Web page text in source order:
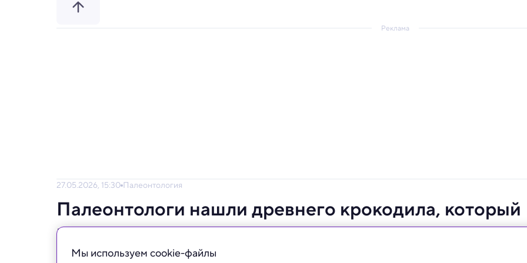
Реклама
27.05.2026, 15:30 Палеонтология
Палеонтологи нашли древнего крокодила, который
выглядел как страус
Ученые описали двуногого беззубого ящера, заполнившего важный пробел в истории рептилий.
Мы используем сookie-файлы